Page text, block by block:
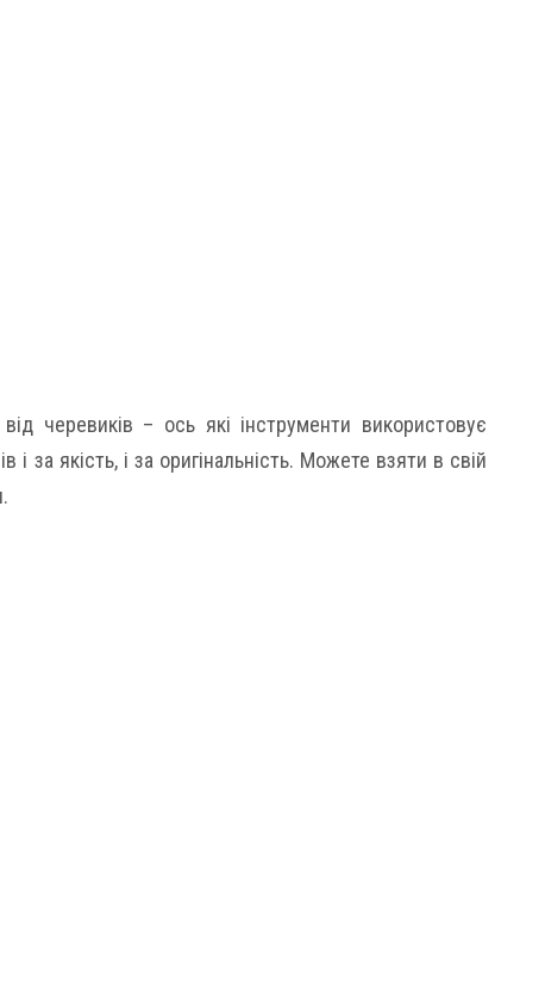
черевиків – ось які інструменти використовує
за якість, і за оригінальність. Можете взяти в свій